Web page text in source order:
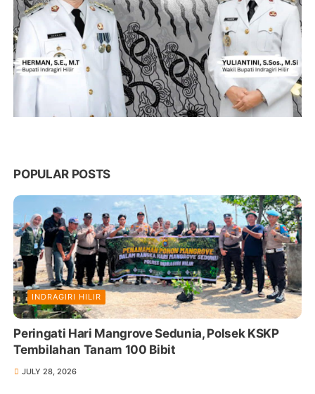
POPULAR POSTS
INDRAGIRI HILIR
Peringati Hari Mangrove Sedunia, Polsek KSKP
Tembilahan Tanam 100 Bibit
JULY 28, 2026